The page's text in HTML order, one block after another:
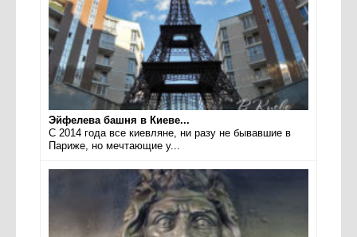
Эйфелева башня в Киеве...
С 2014 года все киевляне, ни разу не бывавшие в
Париже, но мечтающие у...